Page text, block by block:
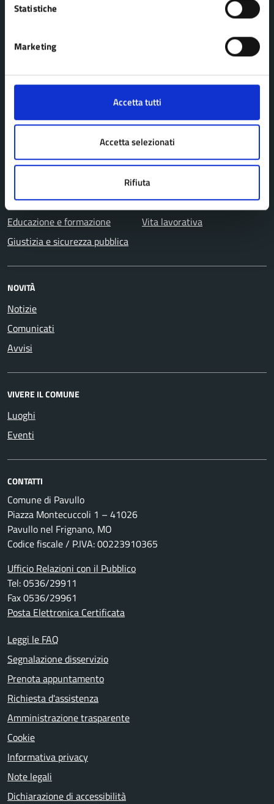
Statistiche
Marketing
Accetta tutti
Accetta selezionati
Rifiuta
Aree amministrative
Agricoltura e pesca
Anagrafe e stato civile
Autorizzazioni
Cultura e tempo libero
Educazione e formazione
Giustizia e sicurezza pubblica
Imprese e commercio
Mobilità e trasporti
Salute, benessere e
assistenza
Tributi, finanze e
contravvenzioni
Turismo
Vita lavorativa
NOVITÀ
Notizie
Comunicati
Avvisi
VIVERE IL COMUNE
Luoghi
Eventi
CONTATTI
Comune di Pavullo
Piazza Montecuccoli 1 – 41026
Pavullo nel Frignano, MO
Codice fiscale / P.IVA: 00223910365
Ufficio Relazioni con il Pubblico
Tel: 0536/29911
Fax 0536/29961
Posta Elettronica Certificata
Leggi le FAQ
Segnalazione disservizio
Prenota appuntamento
Richiesta d'assistenza
Amministrazione trasparente
Cookie
Informativa privacy
Note legali
Dichiarazione di accessibilità